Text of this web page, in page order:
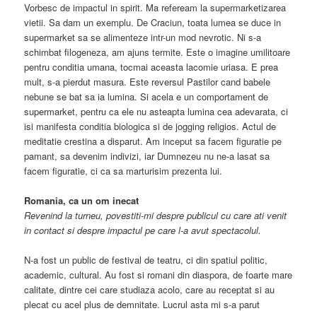
Vorbesc de impactul in spirit. Ma refeream la supermarketizarea
vietii. Sa dam un exemplu. De Craciun, toata lumea se duce in
supermarket sa se alimenteze intr-un mod nevrotic. Ni s-a
schimbat filogeneza, am ajuns termite. Este o imagine umilitoare
pentru conditia umana, tocmai aceasta lacomie uriasa. E prea
mult, s-a pierdut masura. Este reversul Pastilor cand babele
nebune se bat sa ia lumina. Si acela e un comportament de
supermarket, pentru ca ele nu asteapta lumina cea adevarata, ci
isi manifesta conditia biologica si de jogging religios. Actul de
meditatie crestina a disparut. Am inceput sa facem figuratie pe
pamant, sa devenim indivizi, iar Dumnezeu nu ne-a lasat sa
facem figuratie, ci ca sa marturisim prezenta lui.
Romania, ca un om inecat
Revenind la turneu, povestiti-mi despre publicul cu care ati venit
in contact si despre impactul pe care l-a avut spectacolul.
N-a fost un public de festival de teatru, ci din spatiul politic,
academic, cultural. Au fost si romani din diaspora, de foarte mare
calitate, dintre cei care studiaza acolo, care au receptat si au
plecat cu acel plus de demnitate. Lucrul asta mi s-a parut